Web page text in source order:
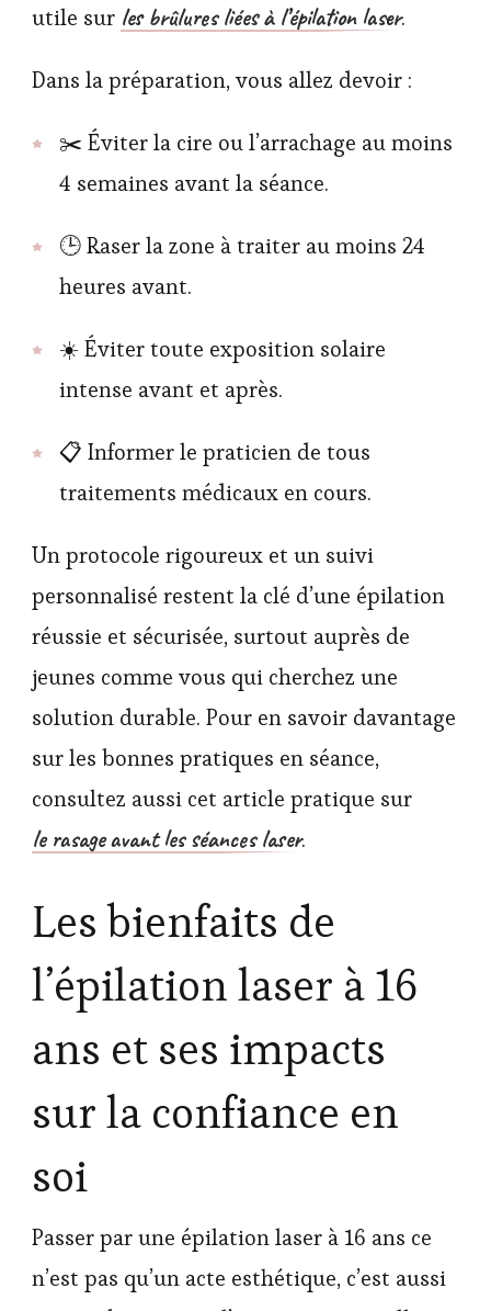
utile sur les brûlures liées à l’épilation laser.
Dans la préparation, vous allez devoir :
✂️ Éviter la cire ou l’arrachage au moins
4 semaines avant la séance.
🕒 Raser la zone à traiter au moins 24
heures avant.
☀️ Éviter toute exposition solaire
intense avant et après.
📋 Informer le praticien de tous
traitements médicaux en cours.
Un protocole rigoureux et un suivi
personnalisé restent la clé d’une épilation
réussie et sécurisée, surtout auprès de
jeunes comme vous qui cherchez une
solution durable. Pour en savoir davantage
sur les bonnes pratiques en séance,
consultez aussi cet article pratique sur
le rasage avant les séances laser.
Les bienfaits de
l’épilation laser à 16
ans et ses impacts
sur la confiance en
soi
Passer par une épilation laser à 16 ans ce
n’est pas qu’un acte esthétique, c’est aussi